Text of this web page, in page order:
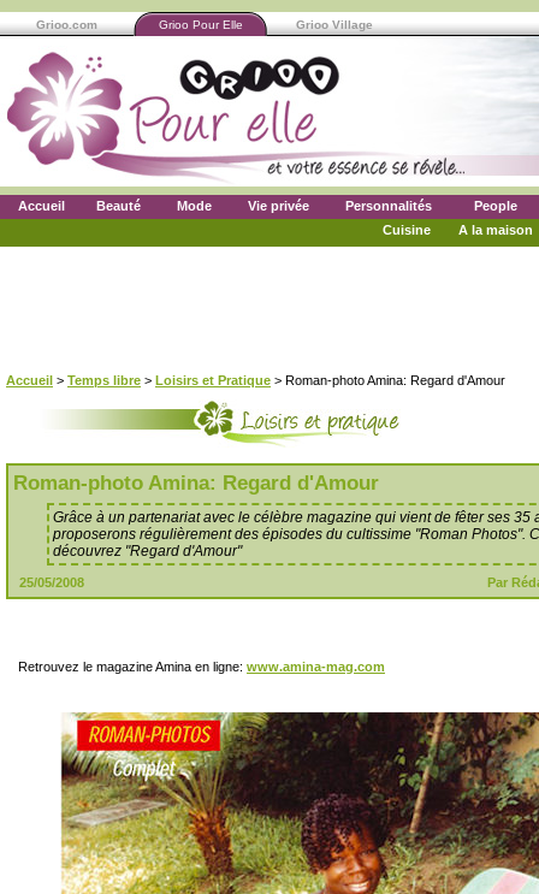
Grioo.com Grioo Pour Elle Grioo Village
Accueil Beauté Mode Vie privée Personnalités
People
Cuisine
A la maison
Accueil > Temps libre > Loisirs et Pratique > Roman-photo Amina: Regard d'Amour
Roman-photo Amina: Regard d'Amour
Grâce à un partenariat avec le célèbre magazine qui vient de fêter ses 35
proposerons régulièrement des épisodes du cultissime "Roman Photos".
découvrez "Regard d'Amour"
25/05/2008 Par
Retrouvez le magazine Amina en ligne: www.amina-mag.com